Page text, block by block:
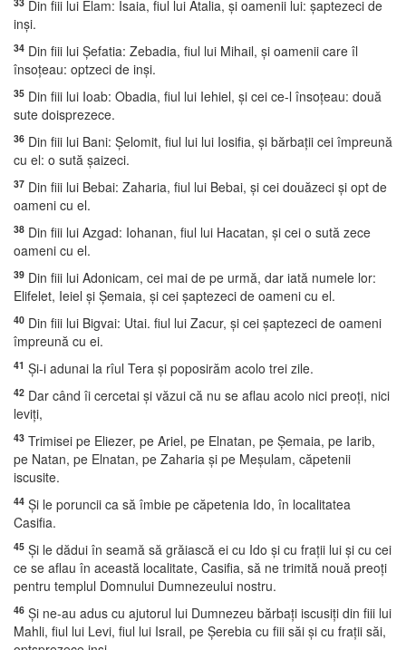
Din fiii lui Elam: Isaia, fiul lui Atalia, şi oamenii lui: şaptezeci de
inşi.
34 Din fiii lui Şefatia: Zebadia, fiul lui Mihail, şi oamenii care îl
însoţeau: optzeci de inşi.
35 Din fiii lui Ioab: Obadia, fiul lui Iehiel, şi cei ce-l însoţeau: două
sute doisprezece.
36 Din fiii lui Bani: Şelomit, fiul lui lui Iosifia, şi bărbaţii cei împreună
cu el: o sută şaizeci.
37 Din fiii lui Bebai: Zaharia, fiul lui Bebai, şi cei douăzeci şi opt de
oameni cu el.
38 Din fiii lui Azgad: Iohanan, fiul lui Hacatan, şi cei o sută zece
oameni cu el.
39 Din fiii lui Adonicam, cei mai de pe urmă, dar iată numele lor:
Elifelet, Ieiel şi Şemaia, şi cei şaptezeci de oameni cu el.
40 Din fiii lui Bigvai: Utai. fiul lui Zacur, şi cei şaptezeci de oameni
împreună cu ei.
41 Şi-i adunai la rîul Tera şi poposirăm acolo trei zile.
42 Dar când îi cercetai şi văzui că nu se aflau acolo nici preoţi, nici
leviţi,
43 Trimisei pe Eliezer, pe Ariel, pe Elnatan, pe Şemaia, pe Iarib,
pe Natan, pe Elnatan, pe Zaharia şi pe Meşulam, căpetenii
iscusite.
44 Şi le poruncii ca să îmbie pe căpetenia Ido, în localitatea
Casifia.
45 Şi le dădui în seamă să grăiască ei cu Ido şi cu fraţii lui şi cu cei
ce se aflau în această localitate, Casifia, să ne trimită nouă preoţi
pentru templul Domnului Dumnezeului nostru.
46 Şi ne-au adus cu ajutorul lui Dumnezeu bărbaţi iscusiţi din fiii lui
Mahli, fiul lui Levi, fiul lui Israil, pe Şerebia cu fiii săi şi cu fraţii săi,